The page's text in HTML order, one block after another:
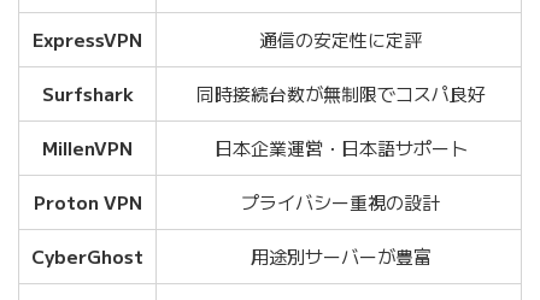
ExpressVPN 通信の安定性に定評
Surfshark 同時接続台数が無制限でコスパ良好
MillenVPN 日本企業運営・日本語サポート
Proton VPN プライバシー重視の設計
CyberGhost 用途別サーバーが豊富